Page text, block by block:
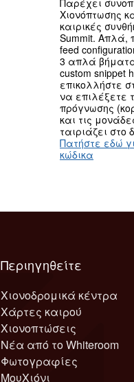
Παρέχει
Χιονόπτωσης
καιρικές
Summit. Απλά,
feed
3 απλά
custom snippet
επικολλήστε
να επιλέξετε
πρόγνωσης
και τις
ταιριάζει στο
Πατήστε εδώ
κώδικα
Περιηγηθείτε
Χιονοδρομικά κέντρα
Χάρτες καιρού
Χιονοπτώσεις
Νέα από το Whiteroom
Φωτογραφίες
ΜουΧιόνι